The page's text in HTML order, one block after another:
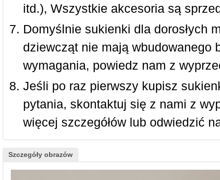
itd.), Wszystkie akcesoria są
Domyślnie sukienki dla dorosłych
dziewcząt nie mają
wymagania, powiedz nam z
Jeśli po raz pierwszy kupisz
pytania, skontaktuj się z nami z
więcej szczegółów lub odwiedzić
Szczegóły obrazów